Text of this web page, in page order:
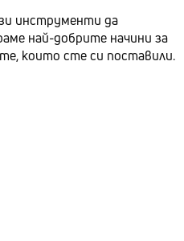
инструменти да
най-добрите начини за
които сте си поставили.